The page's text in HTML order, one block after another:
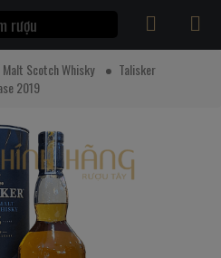
Scotch Whisky
Talisker
2019